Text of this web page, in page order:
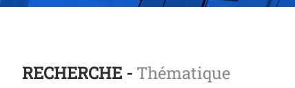
RECHERCHE - Thématique